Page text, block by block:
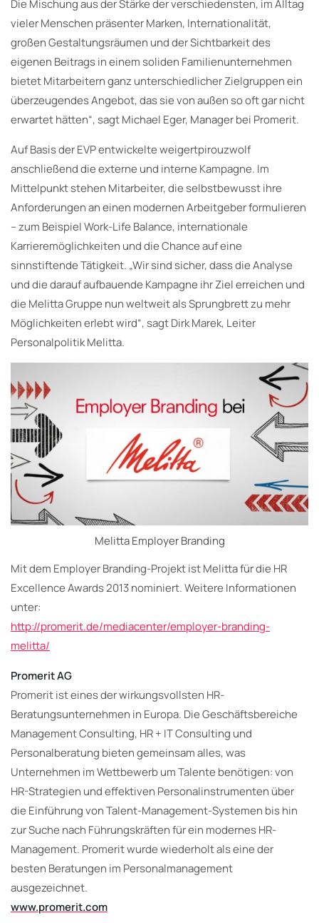
Die Mischung aus der Stärke der verschiedensten, im Alltag
vieler Menschen präsenter Marken, Internationalität,
großen Gestaltungsräumen und der Sichtbarkeit des
eigenen Beitrags in einem soliden Familienunternehmen
bietet Mitarbeitern ganz unterschiedlicher Zielgruppen ein
überzeugendes Angebot, das sie von außen so oft gar nicht
erwartet hätten“, sagt Michael Eger, Manager bei Promerit.
Auf Basis der EVP entwickelte weigertpirouzwolf
anschließend die externe und interne Kampagne. Im
Mittelpunkt stehen Mitarbeiter, die selbstbewusst ihre
Anforderungen an einen modernen Arbeitgeber formulieren
– zum Beispiel Work-Life Balance, internationale
Karrieremöglichkeiten und die Chance auf eine
sinnstiftende Tätigkeit. „Wir sind sicher, dass die Analyse
und die darauf aufbauende Kampagne ihr Ziel erreichen und
die Melitta Gruppe nun weltweit als Sprungbrett zu mehr
Möglichkeiten erlebt wird“, sagt Dirk Marek, Leiter
Personalpolitik Melitta.
Melitta Employer Branding
Mit dem Employer Branding-Projekt ist Melitta für die HR
Excellence Awards 2013 nominiert. Weitere Informationen
unter:
http://promerit.de/mediacenter/employer-branding-
melitta/
Promerit AG
Promerit ist eines der wirkungsvollsten HR-
Beratungsunternehmen in Europa. Die Geschäftsbereiche
Management Consulting, HR + IT Consulting und
Personalberatung bieten gemeinsam alles, was
Unternehmen im Wettbewerb um Talente benötigen: von
HR-Strategien und effektiven Personalinstrumenten über
die Einführung von Talent-Management-Systemen bis hin
zur Suche nach Führungskräften für ein modernes HR-
Management. Promerit wurde wiederholt als eine der
besten Beratungen im Personalmanagement
ausgezeichnet.
www.promerit.com